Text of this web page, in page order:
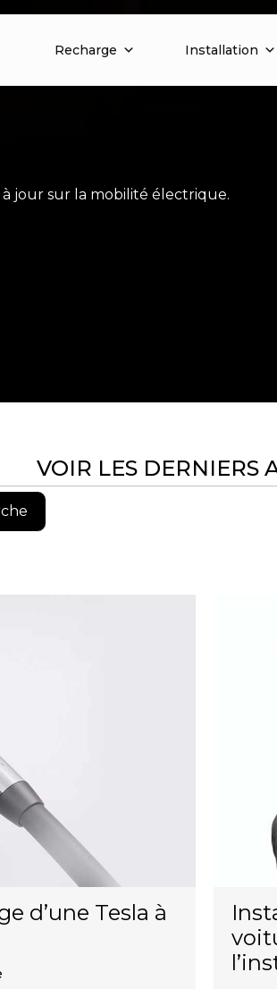
Recharge Installation
jour sur la mobilité électrique.
VOIR LES DERNIERS
d’une Tesla à